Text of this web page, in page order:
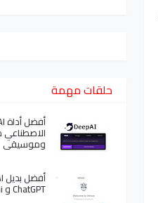
حلقات مهمة
وموسيقى
ChatGPT و Gemini؟